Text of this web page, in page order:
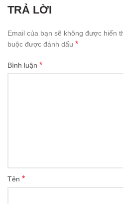
TRẢ LỜI
Email của bạn sẽ không được hiển
buộc được đánh dấu *
Bình luận *
Tên *